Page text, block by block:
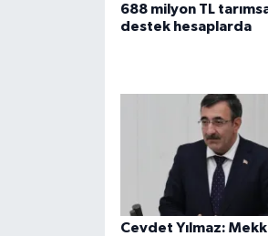
688 milyon TL
destek hesaplarda
Cevdet Yılmaz: